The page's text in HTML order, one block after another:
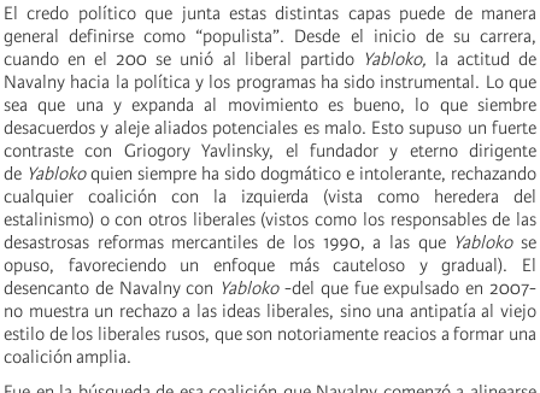
El credo político que junta estas distintas capas puede de manera
general definirse como “populista”. Desde el inicio de su carrera,
cuando en el 200 se unió al liberal partido Yabloko, la actitud de
Navalny hacia la política y los programas ha sido instrumental. Lo que
sea que una y expanda al movimiento es bueno, lo que siembre
desacuerdos y aleje aliados potenciales es malo. Esto supuso un fuerte
contraste con Griogory Yavlinsky, el fundador y eterno dirigente
de Yablokoquien siempre ha sido dogmático e intolerante, rechazando
cualquier coalición con la izquierda (vista como heredera del
estalinismo) o con otros liberales (vistos como los responsables de las
desastrosas reformas mercantiles de los 1990, a las que Yablokose
opuso, favoreciendo un enfoque más cauteloso y gradual). El
desencanto de Navalny con Yabloko-del que fue expulsado en 2007-
no muestra un rechazo a las ideas liberales, sino una antipatía al viejo
estilo de los liberales rusos, que son notoriamente reacios a formar una
coalición amplia.